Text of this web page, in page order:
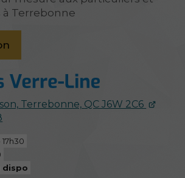
Terrebonne, QC J6W 2C6
dispo
Terrebonne